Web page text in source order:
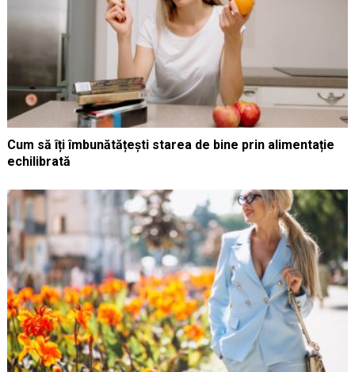
Cum să îți îmbunătățești starea de bine prin alimentație
echilibrată